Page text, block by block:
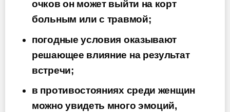
очков он может выйти на корт
больным или с травмой;
погодные условия оказывают
решающее влияние на результат
встречи;
в противостояниях среди женщин
можно увидеть много эмоций,